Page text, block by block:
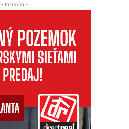
- Inzercia -